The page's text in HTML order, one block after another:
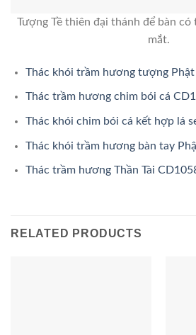
Tượng Tề thiên đại thánh để bàn có
mắt.
Thác khói trầm hương tượng
Thác trầm hương chim bói cá
Thác khói chim bói cá kết hợp lá
Thác khói trầm hương bàn tay
Thác trầm hương Thần Tài
RELATED PRODUCTS